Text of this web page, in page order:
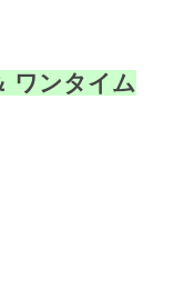
ワンタイム